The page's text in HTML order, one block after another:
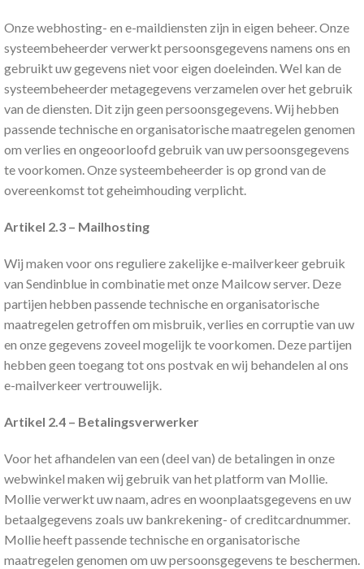
Onze webhosting- en e-maildiensten zijn in eigen beheer. Onze
systeembeheerder verwerkt persoonsgegevens namens ons en
gebruikt uw gegevens niet voor eigen doeleinden. Wel kan de
systeembeheerder metagegevens verzamelen over het gebruik
van de diensten. Dit zijn geen persoonsgegevens. Wij hebben
passende technische en organisatorische maatregelen genomen
om verlies en ongeoorloofd gebruik van uw persoonsgegevens
te voorkomen. Onze systeembeheerder is op grond van de
overeenkomst tot geheimhouding verplicht.
Artikel 2.3 – Mailhosting
Wij maken voor ons reguliere zakelijke e-mailverkeer gebruik
van Sendinblue in combinatie met onze Mailcow server. Deze
partijen hebben passende technische en organisatorische
maatregelen getroffen om misbruik, verlies en corruptie van uw
en onze gegevens zoveel mogelijk te voorkomen. Deze partijen
hebben geen toegang tot ons postvak en wij behandelen al ons
e-mailverkeer vertrouwelijk.
Artikel 2.4 – Betalingsverwerker
Voor het afhandelen van een (deel van) de betalingen in onze
webwinkel maken wij gebruik van het platform van Mollie.
Mollie verwerkt uw naam, adres en woonplaatsgegevens en uw
betaalgegevens zoals uw bankrekening- of creditcardnummer.
Mollie heeft passende technische en organisatorische
maatregelen genomen om uw persoonsgegevens te beschermen.